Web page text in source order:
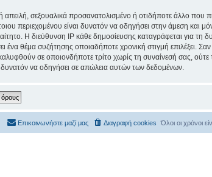
σεξουαλικά προσανατολισμένο ή οτιδήποτε άλλο που
περιεχομένου είναι δυνατόν να οδηγήσει στην άμεση και
Η διεύθυνση IP κάθε δημοσίευσης καταγράφεται για τη
ένα θέμα συζήτησης οποιαδήποτε χρονική στιγμή επιλέξει.
σε οποιονδήποτε τρίτο χωρίς τη συναίνεσή σας, ούτε
να οδηγήσει σε απώλεια αυτών των δεδομένων.
Όλοι οι χρόνοι
Διαγραφή cookies
Επικοινωνήστε μαζί μας